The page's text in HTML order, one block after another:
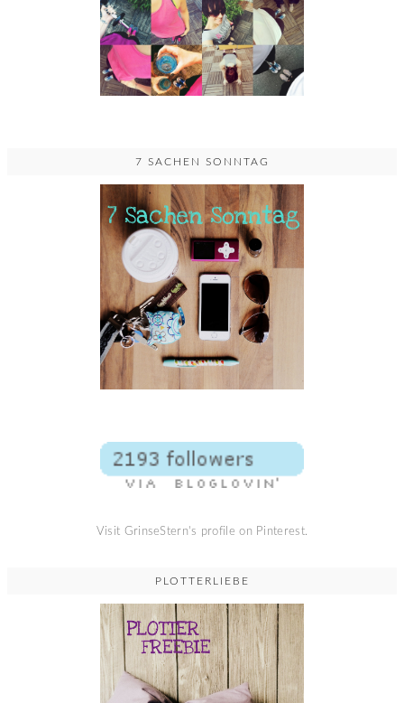
7 SACHEN SONNTAG
Visit GrinseStern's profile on Pinterest.
PLOTTERLIEBE